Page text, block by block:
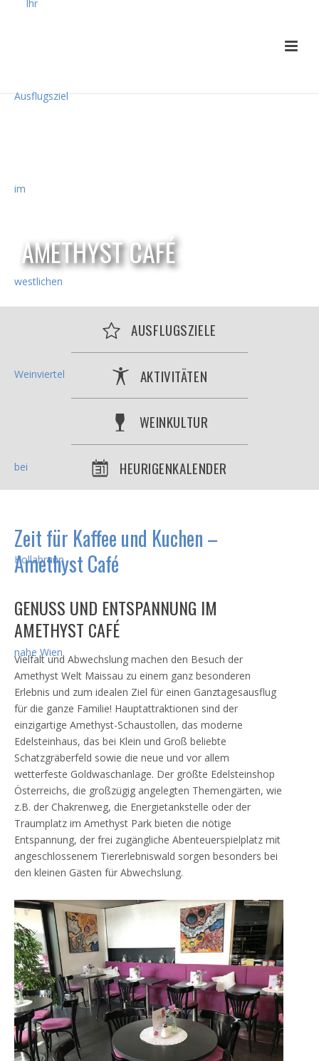
AMETHYST CAFÉ
AUSFLUGSZIELE
AKTIVITÄTEN
WEINKULTUR
HEURIGENKALENDER
Zeit für Kaffee und Kuchen –
Amethyst Café
GENUSS UND ENTSPANNUNG IM
AMETHYST CAFÉ
Vielfalt und Abwechslung machen den Besuch der
Amethyst Welt Maissau zu einem ganz besonderen
Erlebnis und zum idealen Ziel für einen Ganztagesausflug
für die ganze Familie! Hauptattraktionen sind der
einzigartige Amethyst-Schaustollen, das moderne
Edelsteinhaus, das bei Klein und Groß beliebte
Schatzgräberfeld sowie die neue und vor allem
wetterfeste Goldwaschanlage. Der größte Edelsteinshop
Österreichs, die großzügig angelegten Themengärten, wie
z.B. der Chakrenweg, die Energietankstelle oder der
Traumplatz im Amethyst Park bieten die nötige
Entspannung, der frei zugängliche Abenteuerspielplatz mit
angeschlossenem Tiererlebniswald sorgen besonders bei
den kleinen Gästen für Abwechslung.